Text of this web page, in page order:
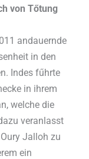
von Tőtung
andauernde
in den
Indes fűhrte
in ihrem
welche die
veranlasst
Jalloh zu
ein